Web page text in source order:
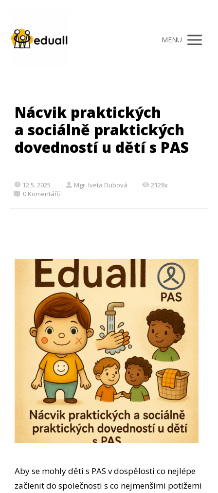
MENU
Nácvik praktických
a sociálně praktických
dovedností u dětí s PAS
12.5. 2025 Mgr. Iveta Dubová
2128x
0 Komentářů
Aby se mohly děti s PAS v dospělosti co nejlépe
začlenit do společnosti s co nejmenšími potížemi